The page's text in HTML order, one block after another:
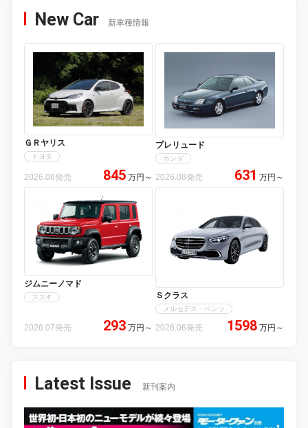
New Car 新車種情報
ＧＲヤリス
トヨタ
2026.08発売 845 万円 ～
プレリュード
ホンダ
2026.08発売 631 万円 ～
ジムニーノマド
スズキ
2026.07発売 293 万円 ～
Ｓクラス
メルセデス・ベンツ
2026.06発売 1598 万円 ～
Latest Issue 新刊案内